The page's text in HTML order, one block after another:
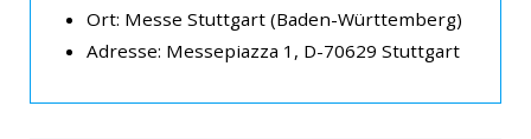
Ort: Messe Stuttgart (Baden-Württemberg)
Adresse: Messepiazza 1, D-70629 Stuttgart